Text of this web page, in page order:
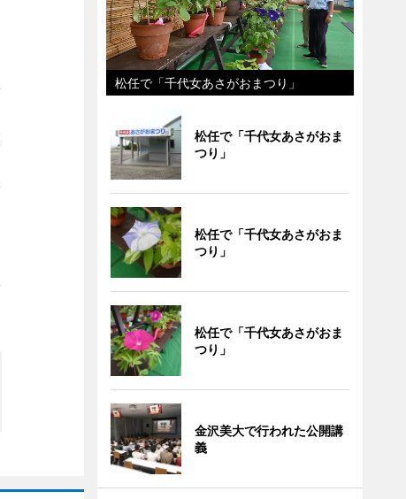
松任で「千代女あさがおまつり」
松任で「千代女あさがおま
つり」
松任で「千代女あさがおま
つり」
松任で「千代女あさがおま
つり」
金沢美大で行われた公開講
義